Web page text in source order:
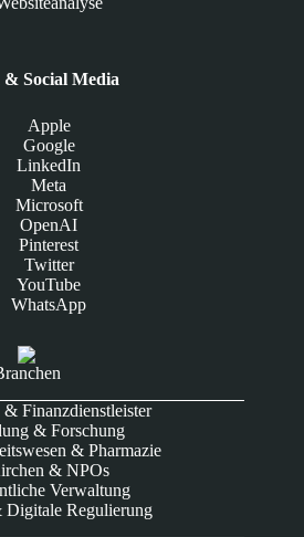
& Social Media
Apple
Google
LinkedIn
Meta
Microsoft
OpenAI
Pinterest
Twitter
YouTube
WhatsApp
& Finanzdienstleister
& Forschung
& Pharmazie
& NPOs
Verwaltung
Digitale Regulierung